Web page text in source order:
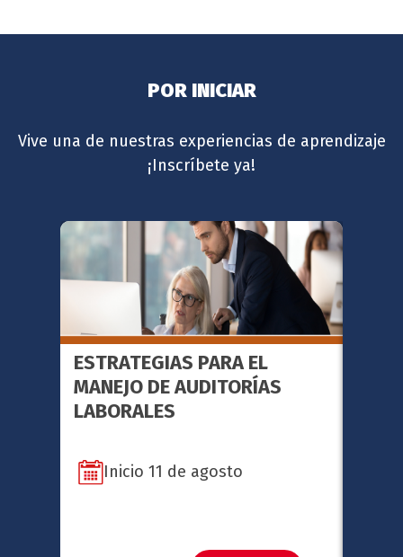
POR INICIAR
Vive una de nuestras experiencias de aprendizaje
¡Inscríbete ya!
ESTRATEGIAS PARA EL
MANEJO DE AUDITORÍAS
LABORALES
Inicio 11 de agosto